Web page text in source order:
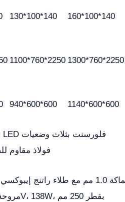
130*100*140 160*100*140
1100*760*2250 1300*760*2250
940*600*600 1140*600*600
مصباح فحص LED فلورسنت بثلاث وضعيات
فولاذ مقاوم
السطح
مروحة مدمجة 220V، 138W، بقطر 250 مم